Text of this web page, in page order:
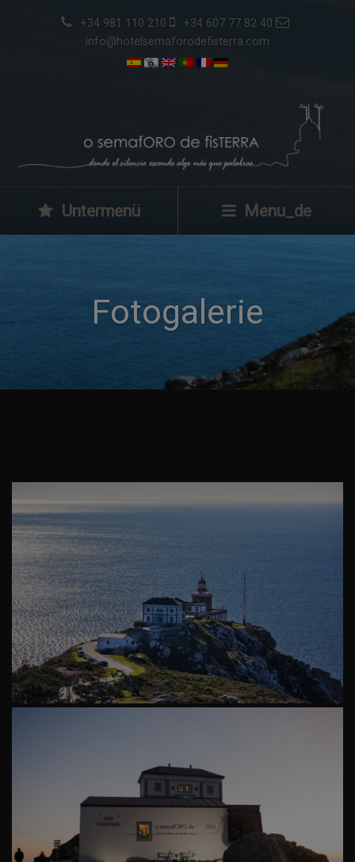
+34 981 110 210
+34 607 77 82 40
info@hotelsemaforodefisterra.com
Untermenü Menu_de
Fotogalerie